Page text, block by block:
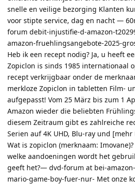
snelle en veilige bezorging Klanten
voor stipte service, dag en nacht —
forum debit-injustifie-d-amazon-
amazon-fruehlingsangebote-2025-
Heb ik een recept nodig? Ja, u heeft
Zopiclon is sinds 1985 internationaal
recept verkrijgbaar onder de
merkloze Zopiclon in tabletten Film-
aufgepasst! Vom 25 März bis zum 1
Amazon wieder die beliebten
diesem Zeitraum gibt es zahlreiche
Serien auf 4K UHD, Blu-ray und [mehr
Wat is zopiclon (merknaam:
welke aandoeningen wordt het
geeft het?— dvd-forum at bei-
mario-game-boy-fuer-nur- Met onze